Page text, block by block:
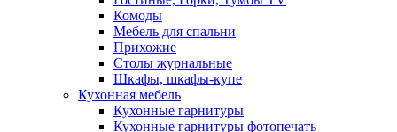
Комоды
Мебель для спальни
Прихожие
Столы журнальные
Шкафы, шкафы-купе
Кухонная мебель
Кухонные гарнитуры
Кухонные гарнитуры фотопечать